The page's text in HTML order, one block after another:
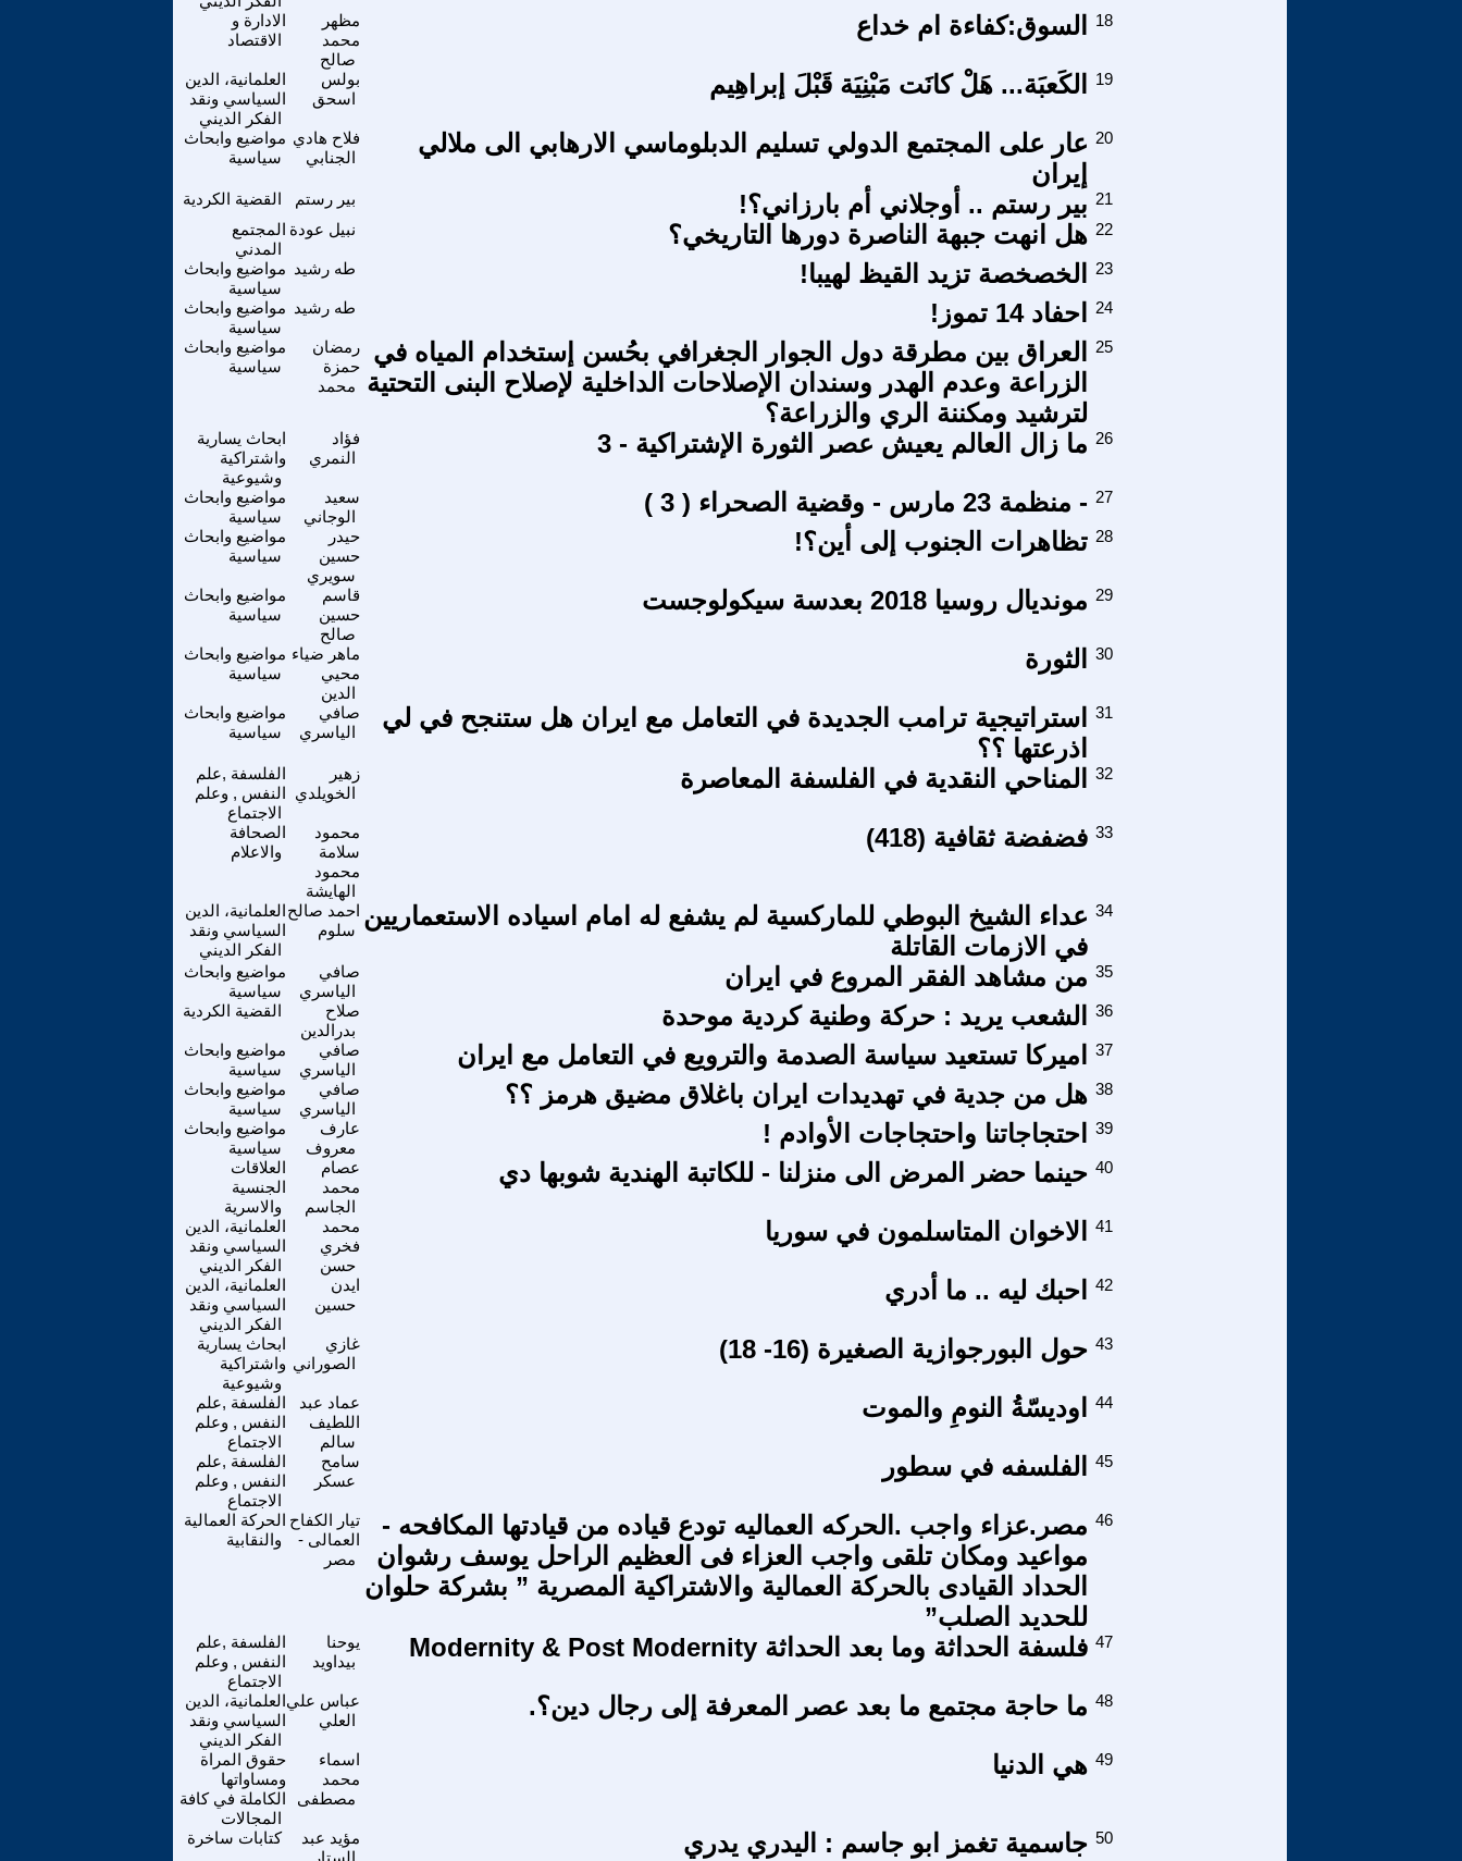
الادارة و
الاقتصاد
مظهر
محمد
صالح
السوق:كفاءة ام خداع 18
العلمانية، الدين
السياسي ونقد
الفكر الديني
بولس
اسحق
الكَعبَة... هَلْ كانَت مَبْنِيَة قَبْلَ إبراهِيم 19
مواضيع وابحاث
سياسية
فلاح هادي
الجنابي
عار على المجتمع الدولي تسليم الدبلوماسي الارهابي الى ملالي
إيران
20
القضية الكردية بير رستم بير رستم .. أوجلاني أم بارزاني؟! 21
المجتمع
المدني
نبيل عودة هل انهت جبهة الناصرة دورها التاريخي؟ 22
مواضيع وابحاث
سياسية
طه رشيد الخصخصة تزيد القيظ لهيبا! 23
مواضيع وابحاث
سياسية
طه رشيد احفاد 14 تموز! 24
مواضيع وابحاث
سياسية
رمضان
حمزة
محمد
العراق بين مطرقة دول الجوار الجغرافي بحُسن إستخدام المياه في
الزراعة وعدم الهدر وسندان الإصلاحات الداخلية لإصلاح البنى التحتية
لترشيد ومكننة الري والزراعة؟
25
ابحاث يسارية
واشتراكية
وشيوعية
فؤاد
النمري
ما زال العالم يعيش عصر الثورة الإشتراكية - 3 26
مواضيع وابحاث
سياسية
سعيد
الوجاني
- منظمة 23 مارس - وقضية الصحراء ( 3 ) 27
مواضيع وابحاث
سياسية
حيدر
حسين
سويري
تظاهرات الجنوب إلى أين؟! 28
مواضيع وابحاث
سياسية
قاسم
حسين
صالح
مونديال روسيا 2018 بعدسة سيكولوجست 29
مواضيع وابحاث
سياسية
ماهر ضياء
محيي
الدين
الثورة 30
مواضيع وابحاث
سياسية
صافي
الياسري
استراتيجية ترامب الجديدة في التعامل مع ايران هل ستنجح في لي
اذرعتها ؟؟
31
الفلسفة ,علم
النفس , وعلم
الاجتماع
زهير
الخويلدي
المناحي النقدية في الفلسفة المعاصرة 32
الصحافة
والاعلام
محمود
سلامة
محمود
الهايشة
فضفضة ثقافية (418) 33
العلمانية، الدين
السياسي ونقد
الفكر الديني
احمد صالح
سلوم عداء الشيخ البوطي للماركسية لم يشفع له امام اسياده الاستعماريين
في الازمات القاتلة
34
مواضيع وابحاث
سياسية
صافي
الياسري
من مشاهد الفقر المروع في ايران 35
القضية الكردية
صلاح
بدرالدين
الشعب يريد : حركة وطنية كردية موحدة 36
مواضيع وابحاث
سياسية
صافي
الياسري
اميركا تستعيد سياسة الصدمة والترويع في التعامل مع ايران 37
مواضيع وابحاث
سياسية
صافي
الياسري
هل من جدية في تهديدات ايران باغلاق مضيق هرمز ؟؟ 38
مواضيع وابحاث
سياسية
عارف
معروف
احتجاجاتنا واحتجاجات الأوادم ! 39
العلاقات
الجنسية
والاسرية
عصام
محمد
الجاسم
حينما حضر المرض الى منزلنا - للكاتبة الهندية شوبها دي 40
العلمانية، الدين
السياسي ونقد
الفكر الديني
محمد
فخري
حسن
الاخوان المتاسلمون في سوريا 41
العلمانية، الدين
السياسي ونقد
الفكر الديني
ايدن
حسين
احبك ليه .. ما أدري 42
ابحاث يسارية
واشتراكية
وشيوعية
غازي
الصوراني
حول البورجوازية الصغيرة (16- 18) 43
الفلسفة ,علم
النفس , وعلم
الاجتماع
عماد عبد
اللطيف
سالم
اوديسّةُ النومِ والموت 44
الفلسفة ,علم
النفس , وعلم
الاجتماع
سامح
عسكر
الفلسفه في سطور 45
الحركة العمالية
والنقابية
تيار الكفاح
العمالى -
مصر
مصر.عزاء واجب .الحركه العماليه تودع قياده من قيادتها المكافحه -
مواعيد ومكان تلقى واجب العزاء فى العظيم الراحل يوسف رشوان
الحداد القيادى بالحركة العمالية والاشتراكية المصرية ” بشركة حلوان
للحديد الصلب”
46
الفلسفة ,علم
النفس , وعلم
الاجتماع
يوحنا
بيداويد
فلسفة الحداثة وما بعد الحداثة Modernity & Post Modernity 47
العلمانية، الدين
السياسي ونقد
الفكر الديني
عباس علي
العلي
ما حاجة مجتمع ما بعد عصر المعرفة إلى رجال دين؟. 48
حقوق المراة
ومساواتها
الكاملة في كافة
المجالات
اسماء
محمد
مصطفى
هي الدنيا 49
كتابات ساخرة
مؤيد عبد
الستار
جاسمية تغمز ابو جاسم : اليدري يدري 50